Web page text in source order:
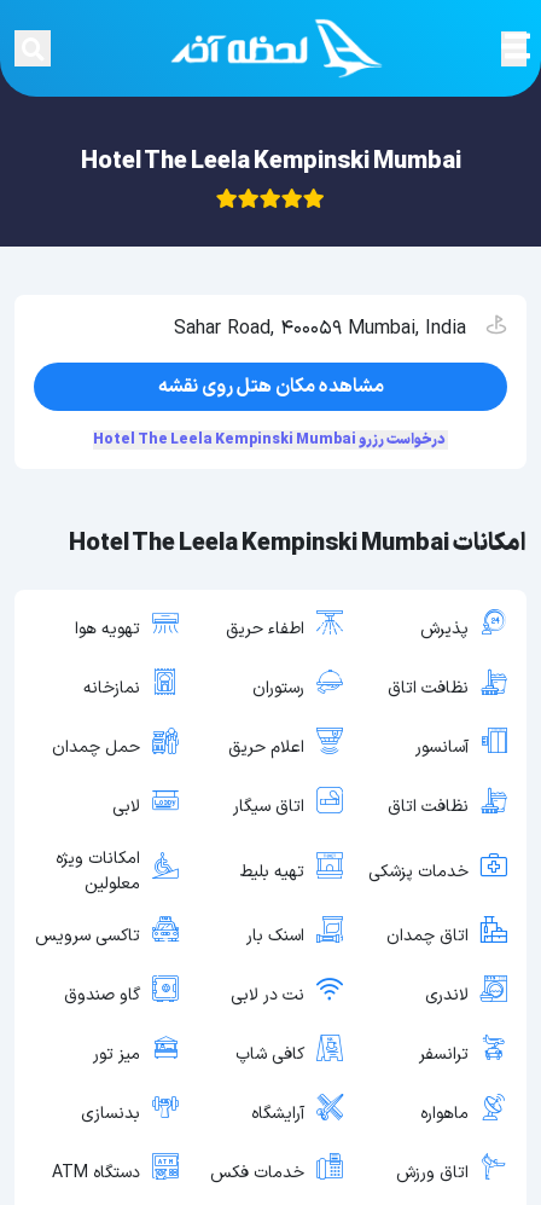
Hotel The Leela Kempinski Mumbai
امکانات Hotel The Leela Kempinski Mumbai
پذیرش اطفاء حریق تهویه هوا
نظافت اتاق رستوران نمازخانه
آسانسور اعلام حریق حمل چمدان
نظافت اتاق اتاق سیگار لابی
خدمات پزشکی تهیه بلیط
امکانات ویژه
معلولین
اتاق چمدان اسنک بار تاکسی سرویس
لاندری نت در لابی گاو صندوق
ترانسفر کافی شاپ میز تور
ماهواره آرایشگاه بدنسازی
اتاق ورزش خدمات فکس دستگاه ATM
Sahar Road, 400059 Mumbai, India
مشاهده مکان هتل روی نقشه
درخواست رزرو Hotel The Leela Kempinski Mumbai